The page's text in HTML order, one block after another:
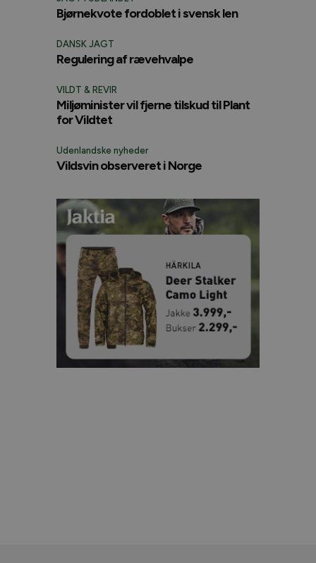
Bjørnekvote fordoblet i svensk len
DANSK JAGT
Regulering af rævehvalpe
VILDT & REVIR
Miljøminister vil fjerne tilskud til Plant
for Vildtet
Udenlandske nyheder
Vildsvin observeret i Norge